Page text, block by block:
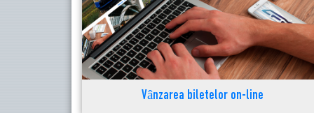
Vânzarea biletelor on-line